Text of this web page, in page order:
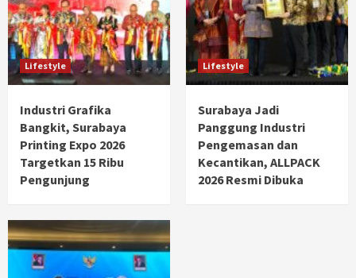
Lifestyle
Industri Grafika
Bangkit, Surabaya
Printing Expo 2026
Targetkan 15 Ribu
Pengunjung
Lifestyle
Surabaya Jadi
Panggung Industri
Pengemasan dan
Kecantikan, ALLPACK
2026 Resmi Dibuka